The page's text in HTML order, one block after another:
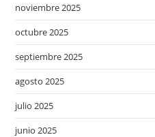
noviembre 2025
octubre 2025
septiembre 2025
agosto 2025
julio 2025
junio 2025